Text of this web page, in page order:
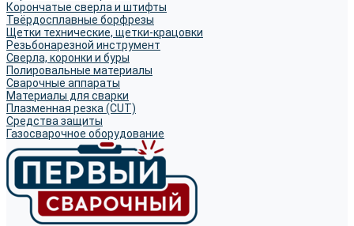
Корончатые сверла и штифты
Твёрдосплавные борфрезы
Щетки технические, щетки-крацовки
Резьбонарезной инструмент
Сверла, коронки и буры
Полировальные материалы
Сварочные аппараты
Материалы для сварки
Плазменная резка (CUT)
Средства защиты
Газосварочное оборудование